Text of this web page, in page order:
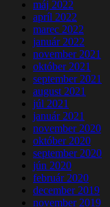
máj 2022
apríl 2022
marec 2022
január 2022
november 2021
október 2021
september 2021
august 2021
júl 2021
január 2021
november 2020
október 2020
september 2020
jún 2020
február 2020
december 2019
november 2019